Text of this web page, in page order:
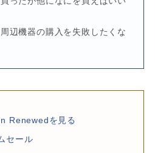
辺機器の購入を失敗したくな
Renewedを見る
セール